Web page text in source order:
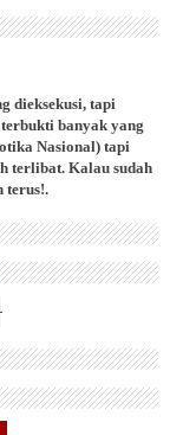
dieksekusi, tapi
banyak yang
Nasional) tapi
terlibat. Kalau sudah
terus!.